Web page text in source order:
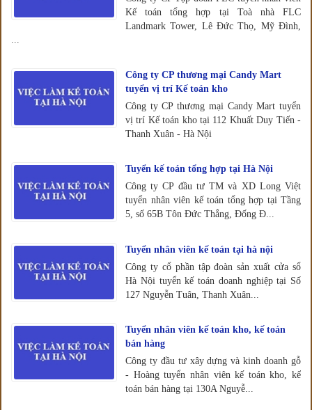
Kế toán tổng hợp tại Toà nhà FLC
Landmark Tower, Lê Đức Thọ, Mỹ Đình,
...
Công ty CP thương mại Candy Mart
tuyển vị trí Kế toán kho
Công ty CP thương mại Candy Mart tuyển
vị trí Kế toán kho tại 112 Khuất Duy Tiến -
Thanh Xuân - Hà Nội
Tuyển kế toán tổng hợp tại Hà Nội
Công ty CP đầu tư TM và XD Long Việt
tuyển nhân viên kế toán tổng hợp tại Tầng
5, số 65B Tôn Đức Thắng, Đống Đ...
Tuyển nhân viên kế toán tại hà nội
Công ty cổ phần tập đoàn sản xuất cửa sổ
Hà Nội tuyển kế toán doanh nghiệp tại Số
127 Nguyễn Tuân, Thanh Xuân...
Tuyển nhân viên kế toán kho, kế toán
bán hàng
Công ty đầu tư xây dựng và kinh doanh gỗ
- Hoàng tuyển nhân viên kế toán kho, kế
toán bán hàng tại 130A Nguyễ...